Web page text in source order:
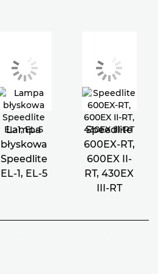
Lampa
błyskowa
Speedlite
EL-1, EL-5
Speedlite
600EX-RT,
600EX II-
RT, 430EX
III-RT